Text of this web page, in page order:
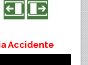
Accidente